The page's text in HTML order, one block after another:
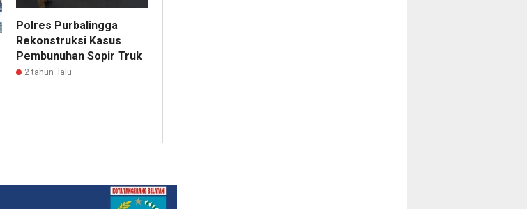
Polres PurbaIingga
Rekonstruksi Kasus
Pembunuhan Sopir Truk
2 tahun lalu